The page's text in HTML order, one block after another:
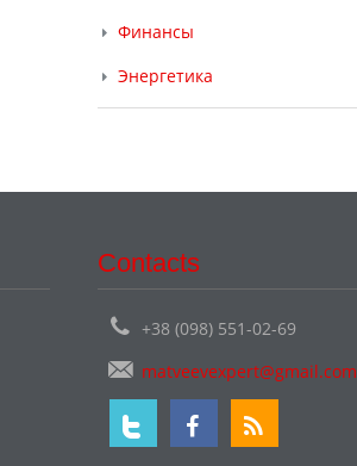
Финансы
Энергетика
Contacts
+38 (098) 551-02-69
matveevexpert@gmail.com